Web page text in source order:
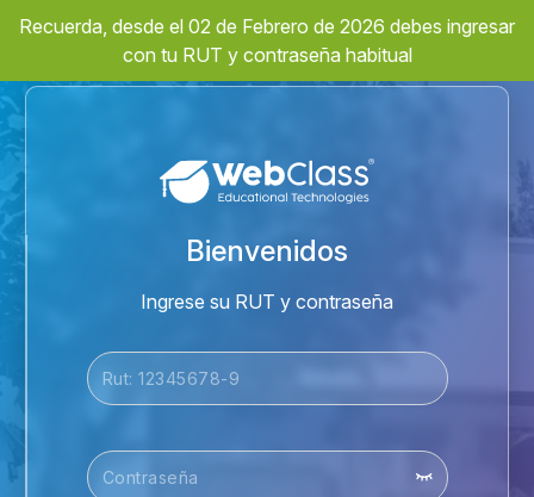
Recuerda, desde el 02 de Febrero de 2026 debes ingresar
con tu RUT y contraseña habitual
Bienvenidos
Ingrese su RUT y contraseña